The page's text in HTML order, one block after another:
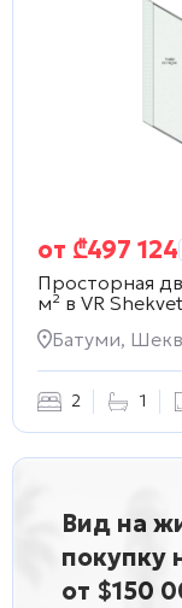
от ₾497 124
Просторная
м² в VR
Батуми,
2 1
Вид на
покупку
от $150